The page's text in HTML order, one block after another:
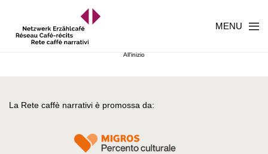
MENU
All'inizio
La Rete caffè narrativi è promossa da: